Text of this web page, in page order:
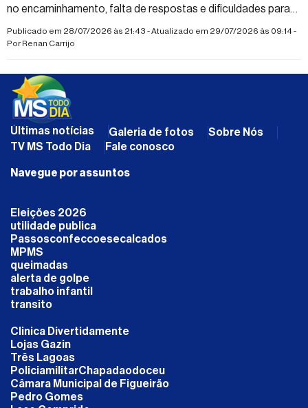
no encaminhamento, falta de respostas e dificuldades para
conseguir atendimento; cirurgia é estimada em R$ 25 mil
Publicado em 28/07/2026 às 21:43 - Atualizado em 29/07/2026 às 09:14 -
PorRenan Carrijo
Últimas notícias Galeria de fotos
Sobre Nós
TV MS Todo Dia
Fale conosco
Navegue por assuntos
Eleições 2026
utilidade publica
Passosconfeccoesecalcados
MPMS
queimadas
alerta de golpe
trabalho infantil
transito
Clinica Divertidamente
Lojas Gazin
Três Lagoas
PoliciamilitarChapadaodoceu
Câmara Municipal de Figueirão
Pedro Gomes